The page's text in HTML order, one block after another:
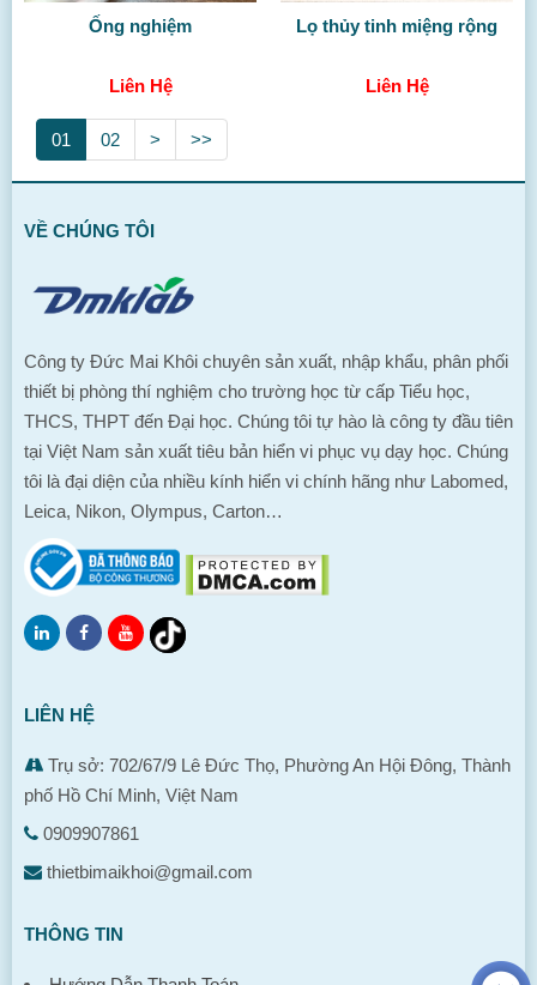
Ống nghiệm
Liên Hệ
Lọ thủy tinh miệng rộng
Liên Hệ
01 02 > >>
VỀ CHÚNG TÔI
Công ty Đức Mai Khôi chuyên sản xuất, nhập khẩu, phân phối
thiết bị phòng thí nghiệm cho trường học từ cấp Tiểu học,
THCS, THPT đến Đại học. Chúng tôi tự hào là công ty đầu tiên
tại Việt Nam sản xuất tiêu bản hiển vi phục vụ dạy học. Chúng
tôi là đại diện của nhiều kính hiển vi chính hãng như Labomed,
Leica, Nikon, Olympus, Carton…
LIÊN HỆ
Trụ sở: 702/67/9 Lê Đức Thọ, Phường An Hội Đông, Thành
phố Hồ Chí Minh, Việt Nam
0909907861
thietbimaikhoi@gmail.com
THÔNG TIN